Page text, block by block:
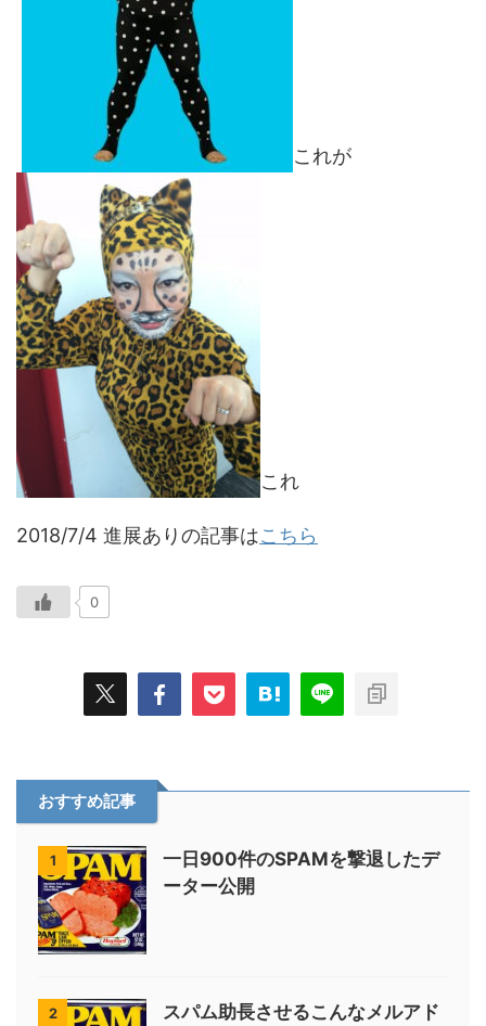
これが
これ
2018/7/4 進展ありの記事はこちら
0
おすすめ記事
1
一日900件のSPAMを撃退したデ
ーター公開
2
スパム助長させるこんなメルアド